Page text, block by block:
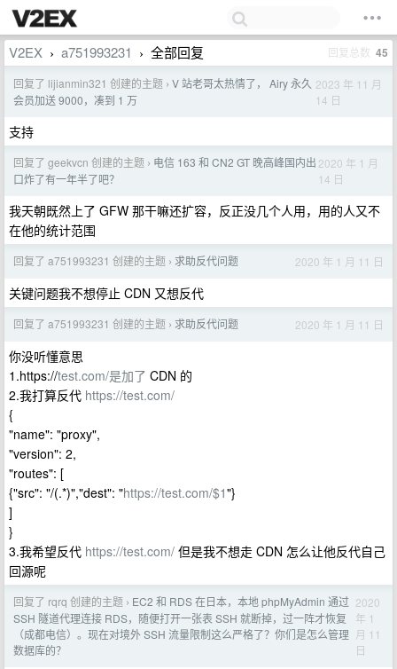
V2EX › a751993231 › 全部回复 回复总数 45
回复了 lijianmin321 创建的主题 › V 站老哥太热情了， Airy 永久
会员加送 9000，凑到 1 万
2023 年 11 月
14 日
支持
回复了 geekvcn 创建的主题 › 电信 163 和 CN2 GT 晚高峰国内出
口炸了有一年半了吧？
2020 年 1 月
14 日
我天朝既然上了 GFW 那干嘛还扩容，反正没几个人用，用的人又不
在他的统计范围
回复了 a751993231 创建的主题 › 求助反代问题 2020 年 1 月 11 日
关键问题我不想停止 CDN 又想反代
回复了 a751993231 创建的主题 › 求助反代问题 2020 年 1 月 11 日
你没听懂意思
1.https://test.com/是加了 CDN 的
2.我打算反代 https://test.com/
{
"name": "proxy",
"version": 2,
"routes": [
{"src": "/(.*)","dest": "https://test.com/$1"}
]
}
3.我希望反代 https://test.com/ 但是我不想走 CDN 怎么让他反代自己
回源呢
回复了 rqrq 创建的主题 › EC2 和 RDS 在日本，本地 phpMyAdmin 通过
SSH 隧道代理连接 RDS，随便打开一张表 SSH 就断掉，过一阵才恢复
（成都电信）。现在对境外 SSH 流量限制这么严格了？你们是怎么管理
数据库的？
2020
年 1
月 11
日